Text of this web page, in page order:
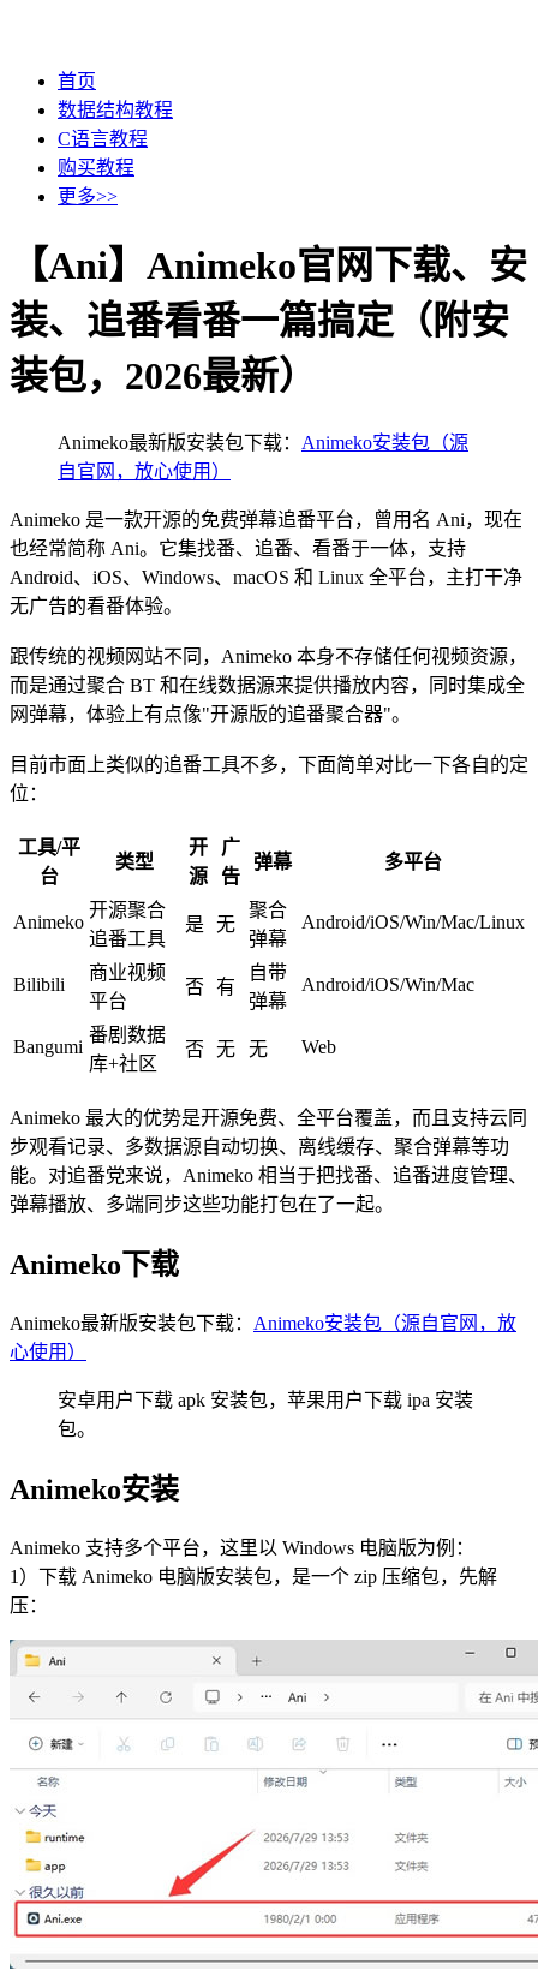
首页
数据结构教程
C语言教程
购买教程
更多>>
【Ani】Animeko官网下载、安
装、追番看番一篇搞定（附安
装包，2026最新）
Animeko最新版安装包下载： Animeko安装包（源
自官网，放心使用）
Animeko 是一款开源的免费弹幕追番平台，曾用名 Ani，现在
也经常简称 Ani。它集找番、追番、看番于一体，支持
Android、iOS、Windows、macOS 和 Linux 全平台，主打干净
无广告的看番体验。
跟传统的视频网站不同，Animeko 本身不存储任何视频资源，
而是通过聚合 BT 和在线数据源来提供播放内容，同时集成全
网弹幕，体验上有点像"开源版的追番聚合器"。
目前市面上类似的追番工具不多，下面简单对比一下各自的定
位：
工具/平
台
类型
开
源
广
告
弹幕 多平台
Animeko
开源聚合
追番工具
是 无
聚合
弹幕
Android/iOS/Win/Mac/Linux
Bilibili
商业视频
平台
否 有
自带
弹幕
Android/iOS/Win/Mac
Bangumi
番剧数据
库+社区
否 无 无 Web
Animeko 最大的优势是开源免费、全平台覆盖，而且支持云同
步观看记录、多数据源自动切换、离线缓存、聚合弹幕等功
能。对追番党来说，Animeko 相当于把找番、追番进度管理、
弹幕播放、多端同步这些功能打包在了一起。
Animeko下载
Animeko最新版安装包下载： Animeko安装包（源自官网，放
心使用）
安卓用户下载 apk 安装包，苹果用户下载 ipa 安装
包。
Animeko安装
Animeko 支持多个平台，这里以 Windows 电脑版为例：
1）下载 Animeko 电脑版安装包，是一个 zip 压缩包，先解
压：